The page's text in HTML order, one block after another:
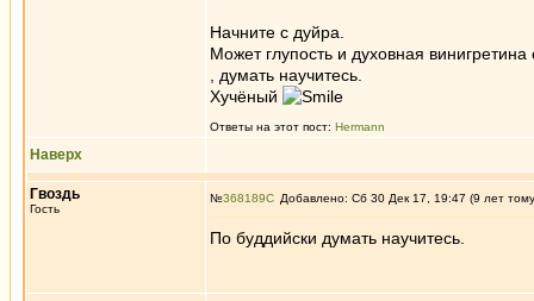
Начните с дуйра.
Может глупость и духовная
, думать научитесь.
Хучёный
Ответы на этот пост: Hermann
Наверх
Гвоздь
Гость
№368189 Добавлено: Сб 30 Дек 17, 19:47 (9 лет
По буддийски думать научитесь.